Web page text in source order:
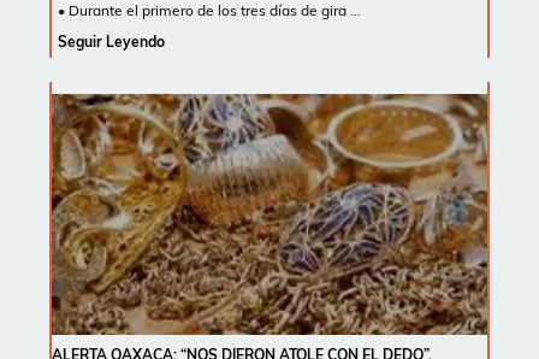
• Durante el primero de los tres días de gira …
Seguir Leyendo
ALERTA OAXACA: “NOS DIERON ATOLE CON EL DEDO”,